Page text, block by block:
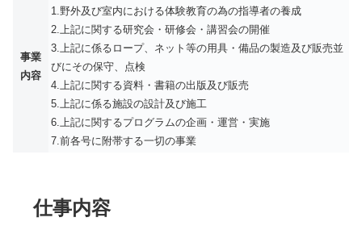
事業
内容
1.野外及び室内における体験教育の為の指導者の養成
2.上記に関する研究会・研修会・講習会の開催
3.上記に係るロープ、ネット等の用具・備品の製造及び販売並
びにその保守、点検
4.上記に関する資料・書籍の出版及び販売
5.上記に係る施設の設計及び施工
6.上記に関するプログラムの企画・運営・実施
7.前各号に附帯する一切の事業
仕事内容